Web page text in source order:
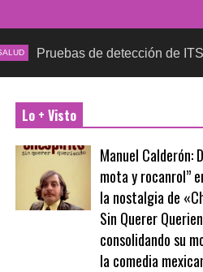
de detección de ITS tras la
Lo + Visto
Manuel Calderón:
mota y rocanrol”
la nostalgia de
Sin Querer
consolidando su
la comedia